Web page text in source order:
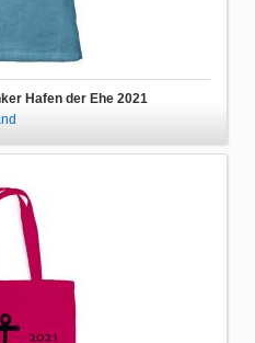
Hafen der Ehe 2021